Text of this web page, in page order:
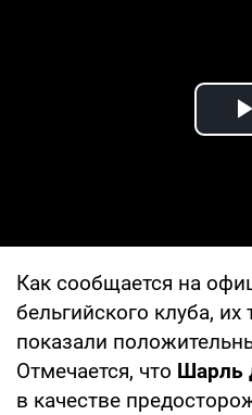
Как сообщается на
бельгийского клуба, их
показали
Отмечается, что Шарль
в качестве